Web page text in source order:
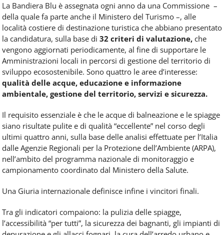
La Bandiera Blu è assegnata ogni anno da una Commissione –
della quale fa parte anche il Ministero del Turismo –, alle
località costiere di destinazione turistica che abbiano presentato
la candidatura, sulla base di 32 criteri di valutazione, che
vengono aggiornati periodicamente, al fine di supportare le
Amministrazioni locali in percorsi di gestione del territorio di
sviluppo ecosostenibile. Sono quattro le aree d’interesse:
qualità delle acque, educazione e informazione
ambientale, gestione del territorio, servizi e sicurezza.
Il requisito essenziale è che le acque di balneazione e le spiagge
siano risultate pulite e di qualità “eccellente” nel corso degli
ultimi quattro anni, sulla base delle analisi effettuate per l’Italia
dalle Agenzie Regionali per la Protezione dell’Ambiente (ARPA),
nell’ambito del programma nazionale di monitoraggio e
campionamento coordinato dal Ministero della Salute.
Una Giuria internazionale definisce infine i vincitori finali.
Tra gli indicatori compaiono: la pulizia delle spiagge,
l’accessibilità “per tutti”, la sicurezza dei bagnanti, gli impianti di